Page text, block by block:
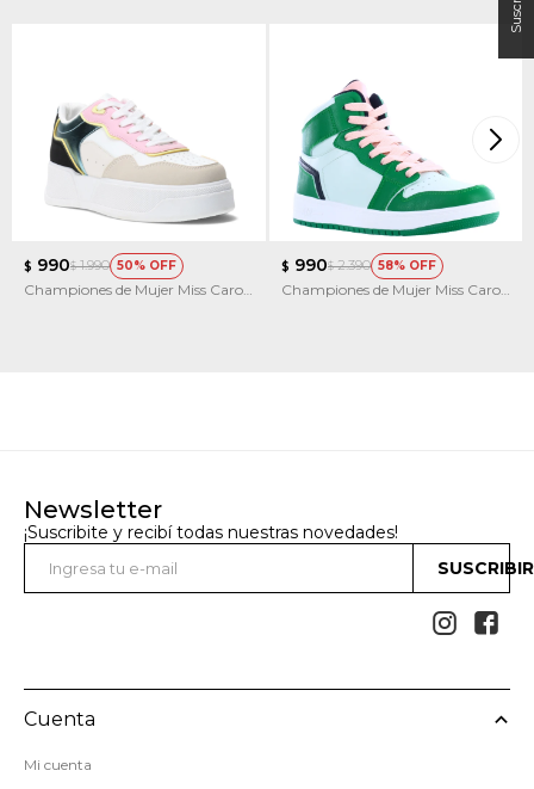
$ 990$ 1.990 50
Championes de Mujer Miss Carol
$ 990$ 2.390 58
Championes de Mujer Miss Carol
Newsletter
¡Suscribite y recibí todas nuestras novedades!
 
Cuenta
Mi cuenta